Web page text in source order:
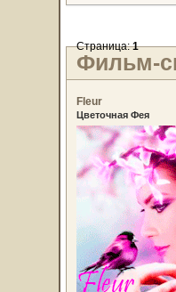
Фильм-
Страница:1
Fleur
Цветочная Фея